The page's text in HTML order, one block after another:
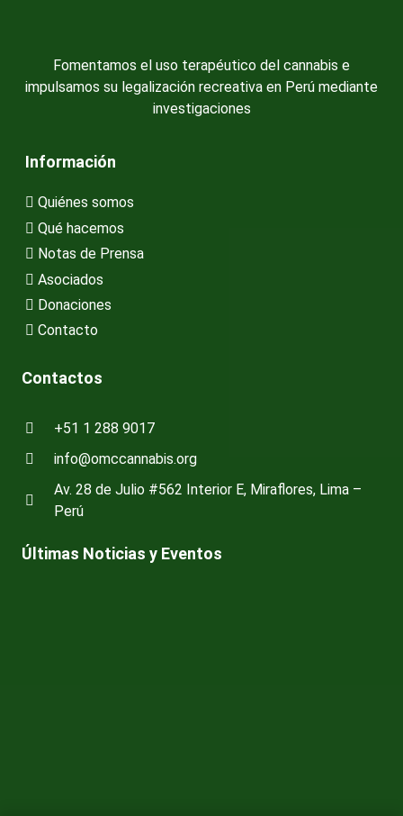
Fomentamos el uso terapéutico del cannabis e
impulsamos su legalización recreativa en Perú mediante
investigaciones
Información
Quiénes somos
Qué hacemos
Notas de Prensa
Asociados
Donaciones
Contacto
Contactos
+51 1 288 9017
info@omccannabis.org
Av. 28 de Julio #562 Interior E, Miraflores, Lima –
Perú
Últimas Noticias y Eventos